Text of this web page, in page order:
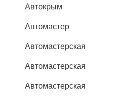
Автокрым
Автомастер
Автомастерская
Автомастерская
Автомастерская